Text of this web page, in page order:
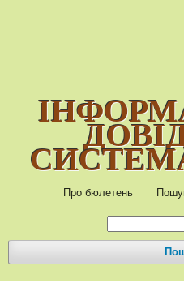
Про бюлетень